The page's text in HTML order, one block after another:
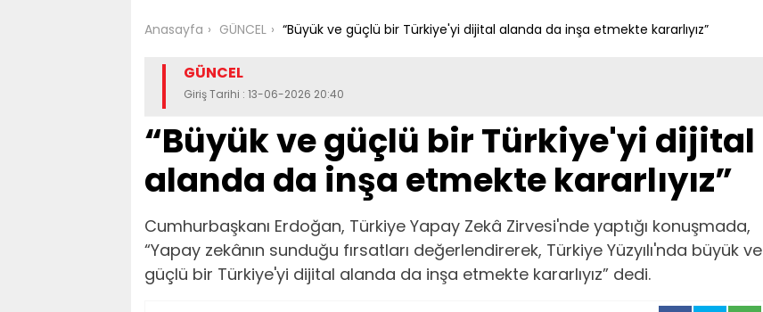
Anasayfa GÜNCEL “Büyük ve güçlü bir Türkiye'yi dijital alanda da inşa etmekte kararlıyız”
GÜNCEL
Giriş Tarihi : 13-06-2026 20:40
“Büyük ve güçlü bir Türkiye'yi dijital
alanda da inşa etmekte kararlıyız”
Cumhurbaşkanı Erdoğan, Türkiye Yapay Zekâ Zirvesi'nde yaptığı konuşmada,
“Yapay zekânın sunduğu fırsatları değerlendirerek, Türkiye Yüzyılı'nda büyük ve
güçlü bir Türkiye'yi dijital alanda da inşa etmekte kararlıyız” dedi.